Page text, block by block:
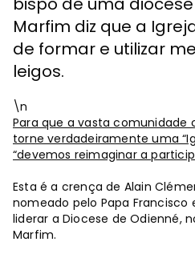
Marfim diz que a
de formar e utilizar
leigos.
\n
Para que a vasta comunidade
torne verdadeiramente uma
“devemos reimaginar a
Esta é a crença de Alain
nomeado pelo Papa Francisco
liderar a Diocese de Odienné,
Marfim.